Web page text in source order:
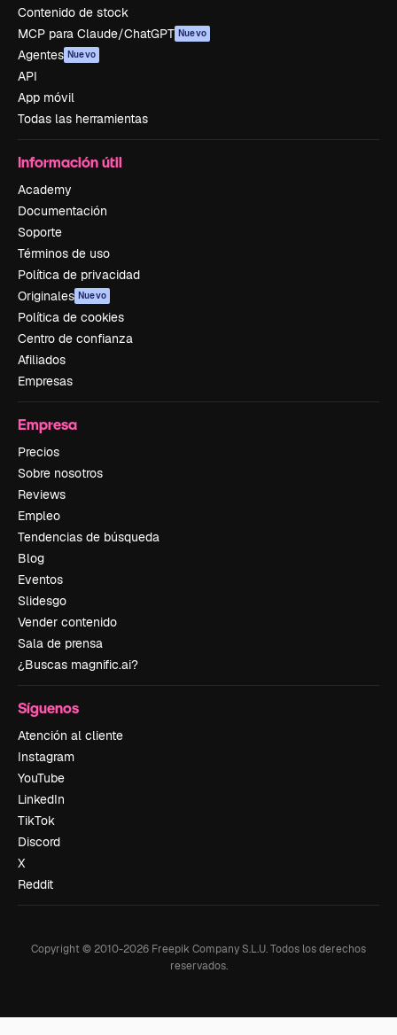
Contenido de stock
MCP para Claude/ChatGPT Nuevo
Agentes Nuevo
API
App móvil
Todas las herramientas
Información útil
Academy
Documentación
Soporte
Términos de uso
Política de privacidad
Originales Nuevo
Política de cookies
Centro de confianza
Afiliados
Empresas
Empresa
Precios
Sobre nosotros
Reviews
Empleo
Tendencias de búsqueda
Blog
Eventos
Slidesgo
Vender contenido
Sala de prensa
¿Buscas magnific.ai?
Síguenos
Atención al cliente
Instagram
YouTube
LinkedIn
TikTok
Discord
X
Reddit
Copyright © 2010-2026 Freepik Company S.L.U.Todos los derechos
reservados.